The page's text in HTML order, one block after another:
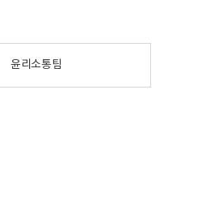
윤리소통팀